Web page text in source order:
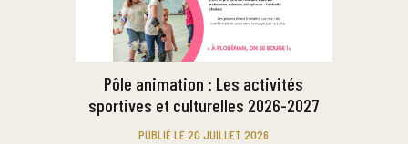
Pôle animation : Les activités
sportives et culturelles 2026-2027
PUBLIÉ LE 20 JUILLET 2026